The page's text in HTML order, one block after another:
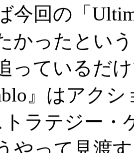
今回の「
かったとい
っているだ
』はアク
トラテジー